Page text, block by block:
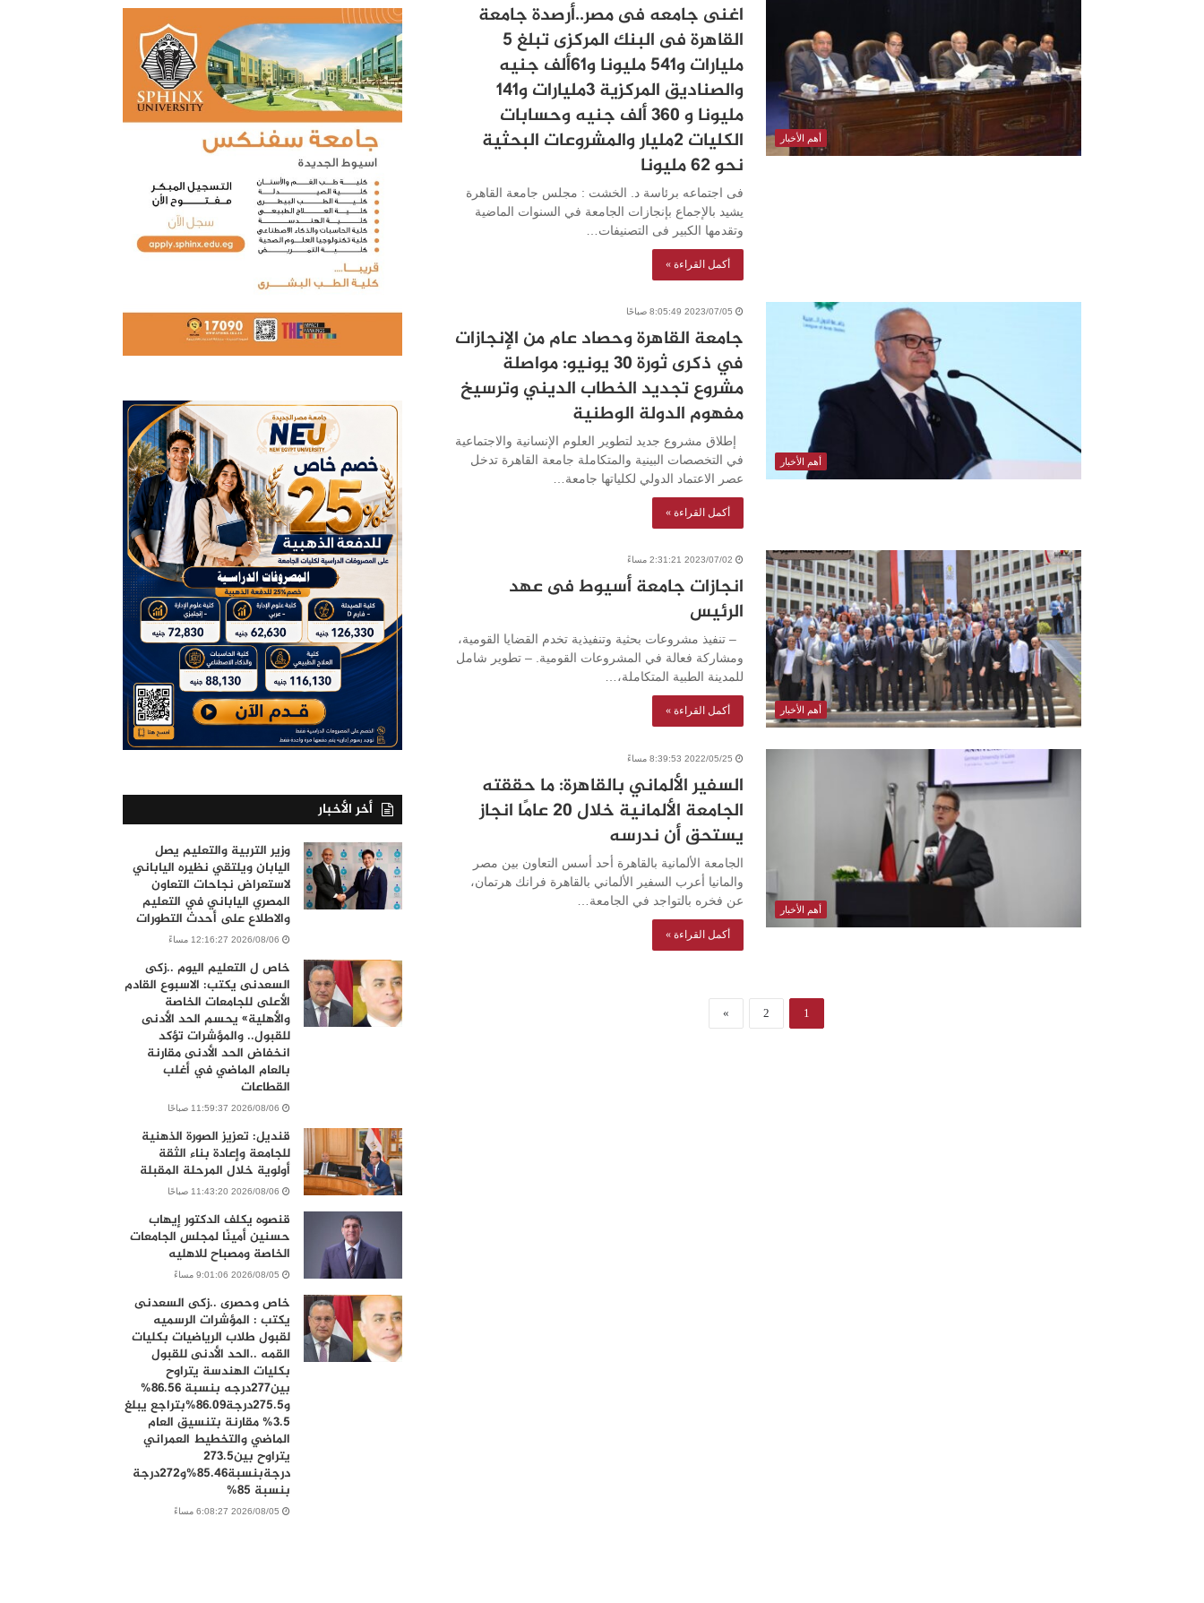
أهم الأخبار
اغنى جامعه فى مصر..أرصدة جامعة
القاهرة فى البنك المركزى تبلغ 5
مليارات و541 مليونا و61ألف جنيه
والصناديق المركزية 3مليارات و141
مليونا و 360 ألف جنيه وحسابات
الكليات 2مليار والمشروعات البحثية
نحو 62 مليونا
فى اجتماعه برئاسة د. الخشت : مجلس جامعة القاهرة
يشيد بالإجماع بإنجازات الجامعة في السنوات الماضية
وتقدمها الكبير فى التصنيفات…
أكمل القراءة »
أهم الأخبار
2023/07/05 8:05:49 صباحًا
جامعة القاهرة وحصاد عام من الإنجازات
في ذكرى ثورة 30 يونيو: مواصلة
مشروع تجديد الخطاب الديني وترسيخ
مفهوم الدولة الوطنية
إطلاق مشروع جديد لتطوير العلوم الإنسانية والاجتماعية
في التخصصات البينية والمتكاملة جامعة القاهرة تدخل
عصر الاعتماد الدولي لكلياتها جامعة…
أكمل القراءة »
أهم الأخبار
2023/07/02 2:31:21 مساءً
انجازات جامعة أسيوط فى عهد
الرئيس
– تنفيذ مشروعات بحثية وتنفيذية تخدم القضايا القومية،
ومشاركة فعالة في المشروعات القومية. – تطوير شامل
للمدينة الطبية المتكاملة،…
أكمل القراءة »
أهم الأخبار
2022/05/25 8:39:53 مساءً
السفير الألماني بالقاهرة: ما حققته
الجامعة الألمانية خلال ٢٠ عامًا انجاز
يستحق أن ندرسه
الجامعة الألمانية بالقاهرة أحد أسس التعاون بين مصر
والمانيا أعرب السفير الألماني بالقاهرة فرانك هرتمان،
عن فخره بالتواجد في الجامعة…
أكمل القراءة »
1
2
»
أخر الأخبار
وزير التربية والتعليم يصل
اليابان ويلتقي نظيره الياباني
لاستعراض نجاحات التعاون
المصري الياباني في التعليم
والاطلاع على أحدث التطورات
2026/08/06 12:16:27 مساءً
خاص ل التعليم اليوم ..زكى
السعدنى يكتب: الاسبوع القادم
الأعلى للجامعات الخاصة
والأهلية» يحسم الحد الأدنى
للقبول.. والمؤشرات تؤكد
انخفاض الحد الأدنى مقارنة
بالعام الماضي في أغلب
القطاعات
2026/08/06 11:59:37 صباحًا
قنديل: تعزيز الصورة الذهنية
للجامعة وإعادة بناء الثقة
أولوية خلال المرحلة المقبلة
2026/08/06 11:43:20 صباحًا
قنصوه يكلف الدكتور إيهاب
حسنين أمينًا لمجلس الجامعات
الخاصة ومصباح للاهليه
2026/08/05 9:01:06 مساءً
خاص وحصرى ..زكى السعدنى
يكتب : المؤشرات الرسميه
لقبول طلاب الرياضيات بكليات
القمه ..الحد الأدنى للقبول
بكليات الهندسة يتراوح
بين277درجه بنسبة 86.56%
و275.5درجة86.09%بتراجع يبلغ
3.5% مقارنة بتنسيق العام
الماضي والتخطيط العمراني
يتراوح بين273.5
درجةبنسبة85.46%و272درجة
بنسبة 85%
2026/08/05 6:08:27 مساءً